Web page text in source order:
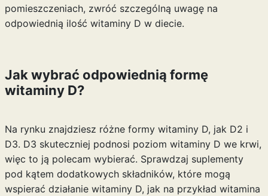
pomieszczeniach, zwróć szczególną uwagę na
odpowiednią ilość witaminy D w diecie.
Jak wybrać odpowiednią formę
witaminy D?
Na rynku znajdziesz różne formy witaminy D, jak D2 i
D3. D3 skuteczniej podnosi poziom witaminy D we krwi,
więc to ją polecam wybierać. Sprawdzaj suplementy
pod kątem dodatkowych składników, które mogą
wspierać działanie witaminy D, jak na przykład witamina